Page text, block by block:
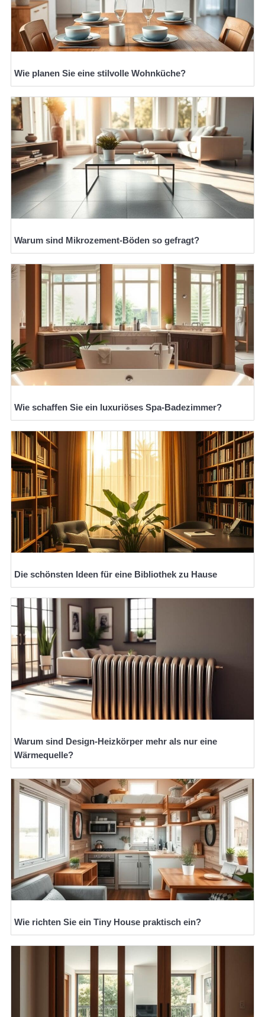
Wie planen Sie eine stilvolle Wohnküche?
Warum sind Mikrozement-Böden so gefragt?
Wie schaffen Sie ein luxuriöses Spa-Badezimmer?
Die schönsten Ideen für eine Bibliothek zu Hause
Warum sind Design-Heizkörper mehr als nur eine
Wärmequelle?
Wie richten Sie ein Tiny House praktisch ein?